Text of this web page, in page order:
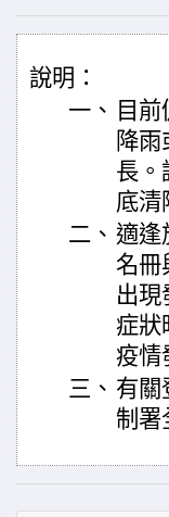
說明：
一、 目
降
長。
底清
二、 適逢
名冊
出現
症狀
疫情
三、 有關
制署